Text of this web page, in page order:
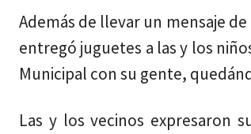
Además de llevar un mensaje
entregó juguetes a las y los
Municipal con su gente,
Las y los vecinos expresaron